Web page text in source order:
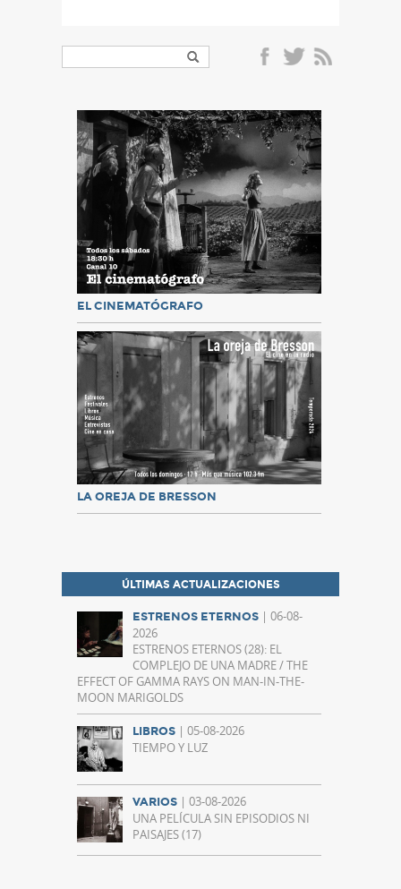
EL CINEMATÓGRAFO
LA OREJA DE BRESSON
ÚLTIMAS ACTUALIZACIONES
ESTRENOS ETERNOS | 06-08-
2026
ESTRENOS ETERNOS (28): EL
COMPLEJO DE UNA MADRE / THE
EFFECT OF GAMMA RAYS ON MAN-IN-THE-
MOON MARIGOLDS
LIBROS | 05-08-2026
TIEMPO Y LUZ
VARIOS | 03-08-2026
UNA PELÍCULA SIN EPISODIOS NI
PAISAJES (17)